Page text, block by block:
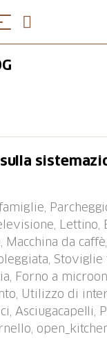
confortevole
fiume. In comune:
e fiori. Nella
Accesso
alimentare
500 m,
km, spiaggia
3 km, lago
km, tennis 1 km,
vicino alla
Lettino,
Macchina da
Forno a
Utilizzo di
Asciugacapelli,